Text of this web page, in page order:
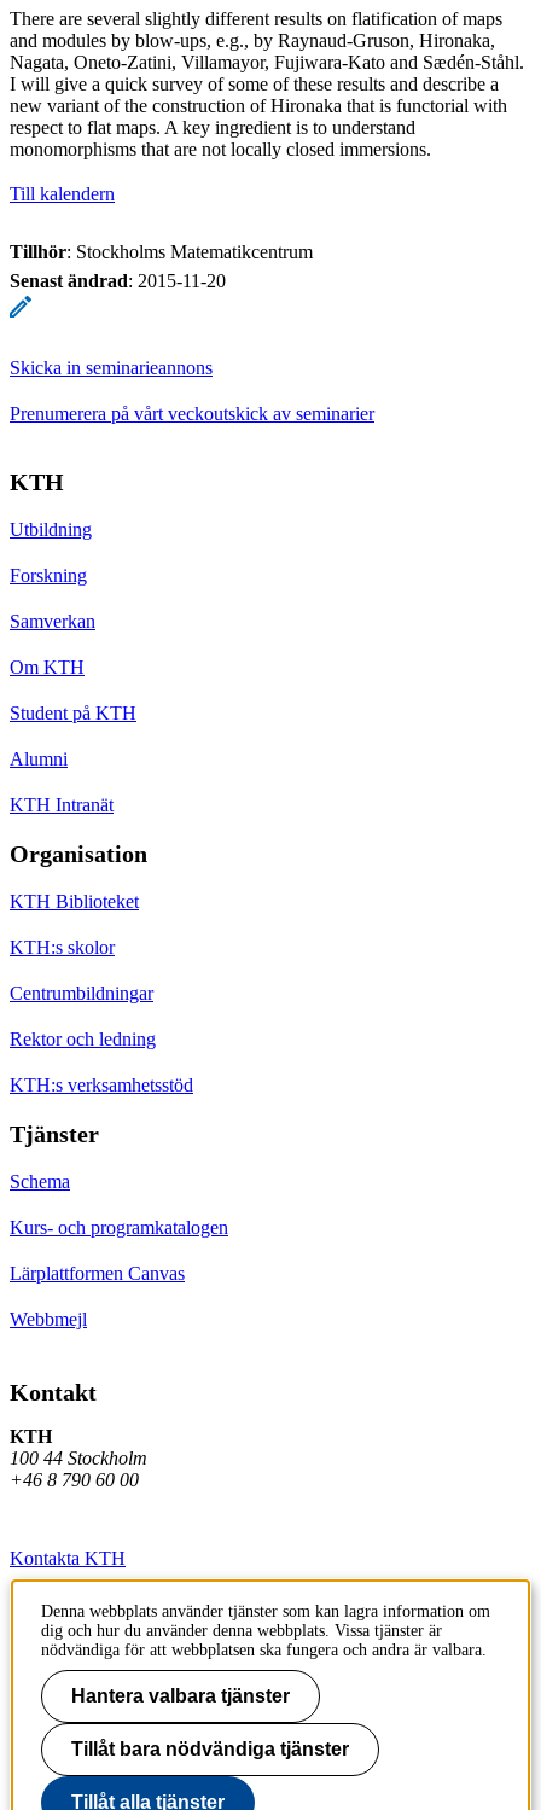
There are several slightly different results on flatification of maps
and modules by blow-ups, e.g., by Raynaud-Gruson, Hironaka,
Nagata, Oneto-Zatini, Villamayor, Fujiwara-Kato and Sædén-Ståhl.
I will give a quick survey of some of these results and describe a
new variant of the construction of Hironaka that is functorial with
respect to flat maps. A key ingredient is to understand
monomorphisms that are not locally closed immersions.
Till kalendern
Tillhör: Stockholms Matematikcentrum
Senast ändrad: 2015-11-20
Skicka in seminarieannons
Prenumerera på vårt veckoutskick av seminarier
KTH
Utbildning
Forskning
Samverkan
Om KTH
Student på KTH
Alumni
KTH Intranät
Organisation
KTH Biblioteket
KTH:s skolor
Centrumbildningar
Rektor och ledning
KTH:s verksamhetsstöd
Tjänster
Schema
Kurs- och programkatalogen
Lärplattformen Canvas
Webbmejl
Kontakt
KTH
100 44 Stockholm
+46 8 790 60 00
Kontakta KTH
Jobba på KTH
Press och media
Faktura och betalning KTH
Om KTH:s webbplatser
Tillgänglighetsredogörelse
Denna webbplats använder tjänster som kan lagra information om
dig och hur du använder denna webbplats. Vissa tjänster är
nödvändiga för att webbplatsen ska fungera och andra är valbara.
Hantera valbara tjänster
Tillåt bara nödvändiga tjänster
Tillåt alla tjänster